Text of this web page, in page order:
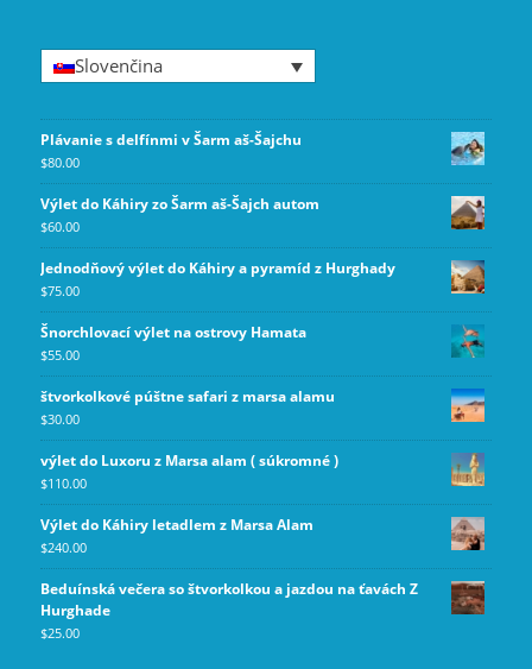
Slovenčina
Plávanie s delfínmi v Šarm aš-Šajchu
$80.00
Výlet do Káhiry zo Šarm aš-Šajch autom
$60.00
Jednodňový výlet do Káhiry a pyramíd z Hurghady
$75.00
Šnorchlovací výlet na ostrovy Hamata
$55.00
štvorkolkové púštne safari z marsa alamu
$30.00
výlet do Luxoru z Marsa alam ( súkromné )
$110.00
Výlet do Káhiry letadlem z Marsa Alam
$240.00
Beduínská večera so štvorkolkou a jazdou na ťavách Z
Hurghade
$25.00